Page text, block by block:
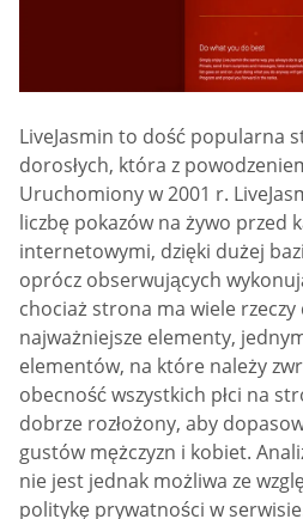
LiveJasmin to dość popularna
dorosłych, która z
Uruchomiony w 2001 r.
liczbę pokazów na żywo przed
internetowymi, dzięki dużej
oprócz obserwujących
chociaż strona ma wiele
najważniejsze elementy,
elementów, na które należy
obecność wszystkich płci na
dobrze rozłożony, aby
gustów mężczyzn i kobiet.
nie jest jednak możliwa ze
politykę prywatności w